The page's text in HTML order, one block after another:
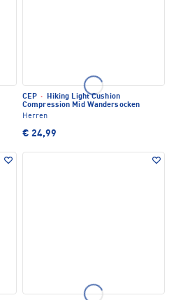
CEP ·
Hiking Light Cushion
Compression Mid Wandersocken
Herren
€ 24,99